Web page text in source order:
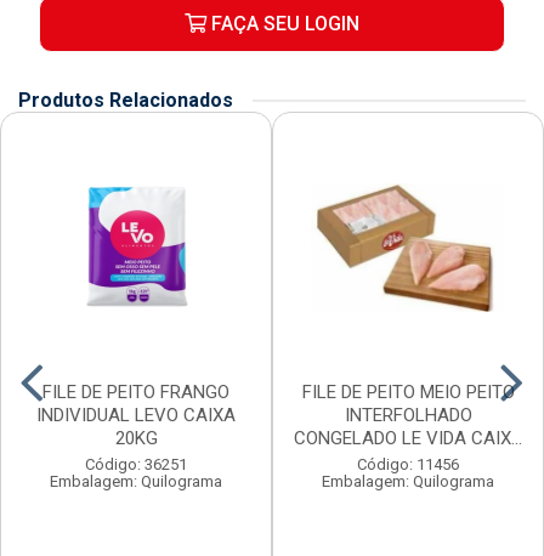
FAÇA SEU LOGIN
Produtos Relacionados
FILE DE PEITO FRANGO
INDIVIDUAL LEVO CAIXA
20KG
Código: 36251
Embalagem: Quilograma
FILE DE PEITO MEIO PEITO
INTERFOLHADO
CONGELADO LE VIDA CAIX...
Código: 11456
Embalagem: Quilograma